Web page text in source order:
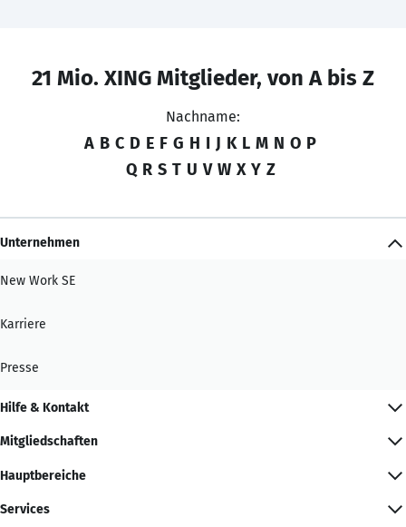
21 Mio. XING Mitglieder, von A bis Z
Nachname:
A B C D E F G H I J K L M N O P
Q R S T U V W X Y Z
Unternehmen
New Work SE
Karriere
Presse
Hilfe & Kontakt
Mitgliedschaften
Hauptbereiche
Services